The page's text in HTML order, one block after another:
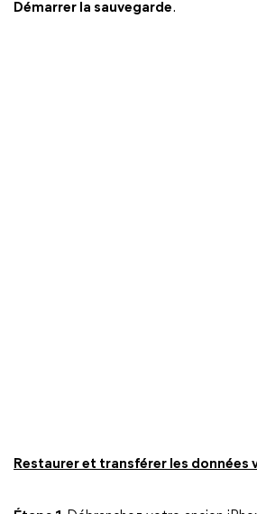
Démarrer la sauvegarde.
Restaurer et transférer les données